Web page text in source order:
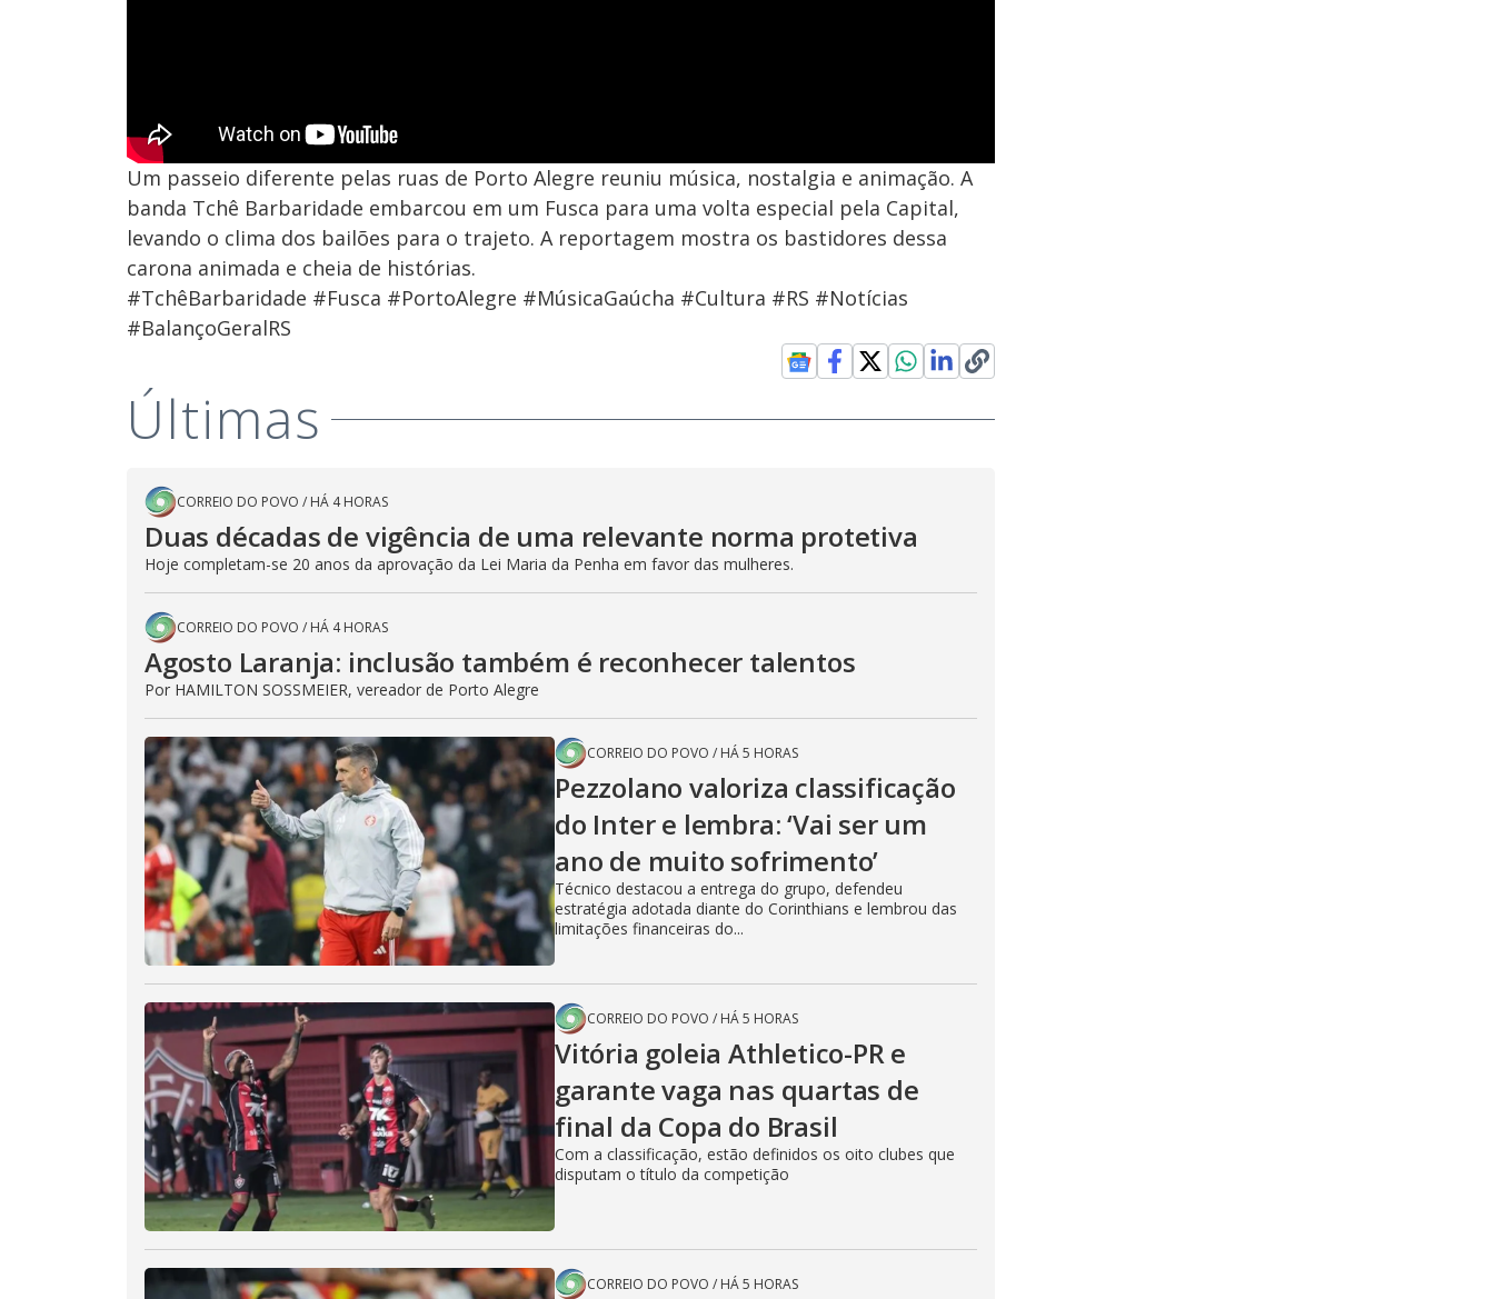
Um passeio diferente pelas ruas de Porto Alegre reuniu música, nostalgia e animação. A
banda Tchê Barbaridade embarcou em um Fusca para uma volta especial pela Capital,
levando o clima dos bailões para o trajeto. A reportagem mostra os bastidores dessa
carona animada e cheia de histórias.
#TchêBarbaridade #Fusca #PortoAlegre #MúsicaGaúcha #Cultura #RS #Notícias
#BalançoGeralRS
Últimas
CORREIO DO POVO / HÁ 4 HORAS
Duas décadas de vigência de uma relevante norma protetiva
Hoje completam-se 20 anos da aprovação da Lei Maria da Penha em favor das mulheres.
CORREIO DO POVO / HÁ 4 HORAS
Agosto Laranja: inclusão também é reconhecer talentos
Por HAMILTON SOSSMEIER, vereador de Porto Alegre
CORREIO DO POVO / HÁ 5 HORAS
Pezzolano valoriza classificação
do Inter e lembra: ‘Vai ser um
ano de muito sofrimento’
Técnico destacou a entrega do grupo, defendeu
estratégia adotada diante do Corinthians e lembrou das
limitações financeiras do...
CORREIO DO POVO / HÁ 5 HORAS
Vitória goleia Athletico-PR e
garante vaga nas quartas de
final da Copa do Brasil
Com a classificação, estão definidos os oito clubes que
disputam o título da competição
CORREIO DO POVO / HÁ 5 HORAS